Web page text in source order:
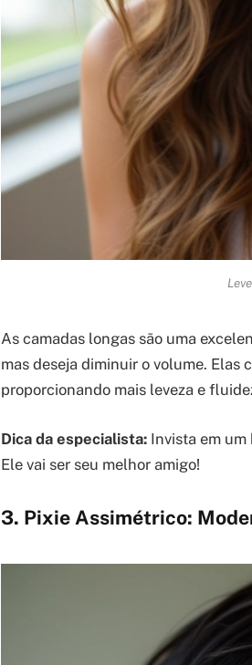
As camadas longas são uma
mas deseja diminuir o volume.
proporcionando mais leveza e
Dica da especialista: Invista em
Ele vai ser seu melhor amigo!
3. Pixie Assimétrico: